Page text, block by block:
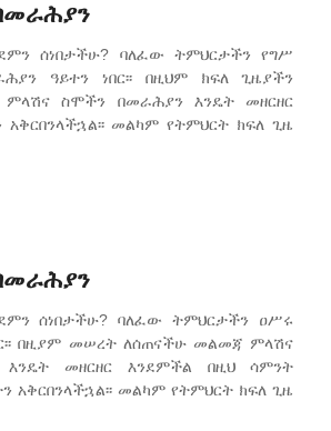
ሰነበታችሁ? ባለፈው ትምህርታችን የግሥ
ዓይተን ነበር፡፡ በዚህም ክፍለ ጊዜያችን
ስሞችን በመራሕያን እንዴት መዘርዘር
መልካም የትምህርት ክፍለ ጊዜ
ሰነበታችሁ? ባለፈው ትምህርታችን ዐሥሩ
በዚያም መሠረት ለሰጠናችሁ መልመጃ ምላሽና
መዘርዘር እንደምችል በዚህ ሳምንት
አቅርበንላችኋል፡፡ መልካም የትምህርት ክፍለ ጊዜ